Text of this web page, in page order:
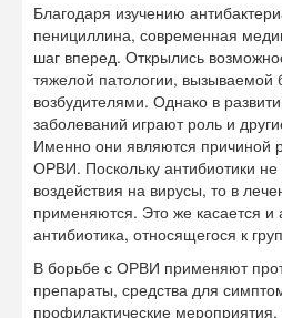
Благодаря изучению
пенициллина, современная
шаг вперед. Открылись
тяжелой патологии, вызываемой
возбудителями. Однако в
заболеваний играют роль и
Именно они являются причиной
ОРВИ. Поскольку антибиотики не
воздействия на вирусы, то в
применяются. Это же касается и
антибиотика, относящегося к
В борьбе с ОРВИ применяют
препараты, средства для
профилактические